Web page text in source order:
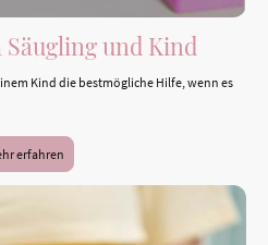
und Kind
Kind die bestmögliche Hilfe, wenn es
erfahren